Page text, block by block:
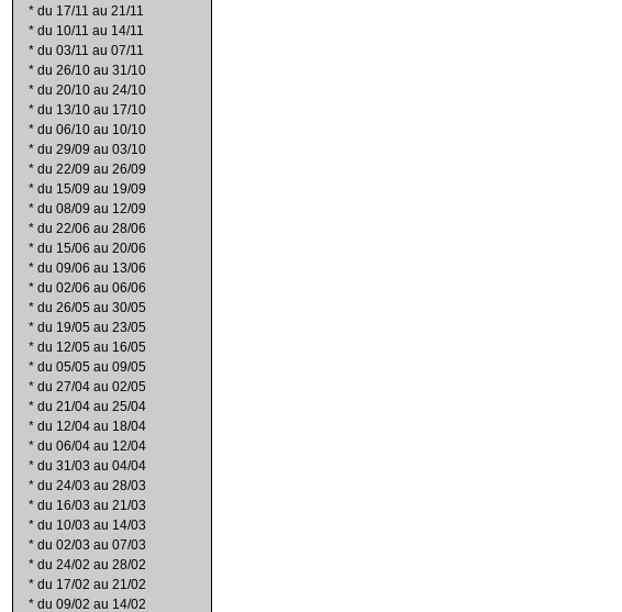
* du 17/11 au 21/11
* du 10/11 au 14/11
* du 03/11 au 07/11
* du 26/10 au 31/10
* du 20/10 au 24/10
* du 13/10 au 17/10
* du 06/10 au 10/10
* du 29/09 au 03/10
* du 22/09 au 26/09
* du 15/09 au 19/09
* du 08/09 au 12/09
* du 22/06 au 28/06
* du 15/06 au 20/06
* du 09/06 au 13/06
* du 02/06 au 06/06
* du 26/05 au 30/05
* du 19/05 au 23/05
* du 12/05 au 16/05
* du 05/05 au 09/05
* du 27/04 au 02/05
* du 21/04 au 25/04
* du 12/04 au 18/04
* du 06/04 au 12/04
* du 31/03 au 04/04
* du 24/03 au 28/03
* du 16/03 au 21/03
* du 10/03 au 14/03
* du 02/03 au 07/03
* du 24/02 au 28/02
* du 17/02 au 21/02
* du 09/02 au 14/02